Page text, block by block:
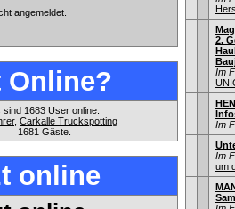
angemeldet.
Online?
sind 1683 User online.
, Carkalle Truckspotting
1681 Gäste.
online
2.
Im
Im
Im
um